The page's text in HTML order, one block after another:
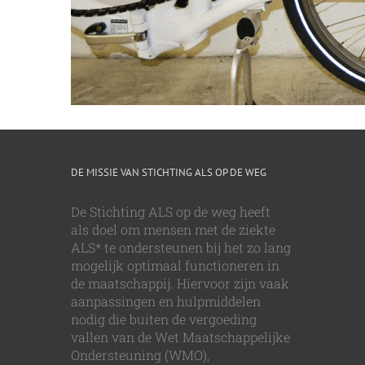
DE MISSIE VAN STICHTING ALS OP DE WEG
De Stichting ALS op de weg heeft
als doel om mensen met de ziekte
ALS* te ondersteunen bij het zo lang
mogelijk optimaal functioneren in
de maatschappij. Hiervoor zijn vaak
aanpassingen en hulpmiddelen
nodig die buiten de vergoeding
vallen van de Wet Maatschappelijke
Ondersteuning (WMO),